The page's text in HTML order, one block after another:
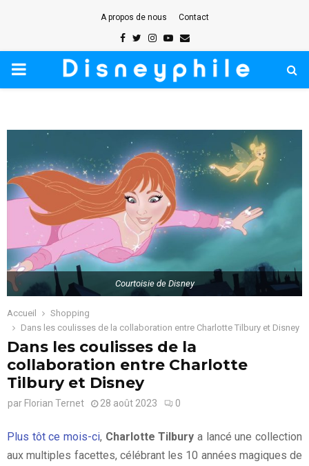
A propos de nous Contact
Facebook
TwitterInstagram
Youtube
Email
PRIMARY
Courtoisie de Disney
Accueil
Shopping
Dans les coulisses de la collaboration entre Charlotte Tilbury et Disney
Dans les coulisses de la
collaboration entre Charlotte
Tilbury et Disney
par Florian Ternet 28 août 2023 0
Plus tôt ce mois-ci, Charlotte Tilbury a lancé une collection
aux multiples facettes, célébrant les 10 années magiques de